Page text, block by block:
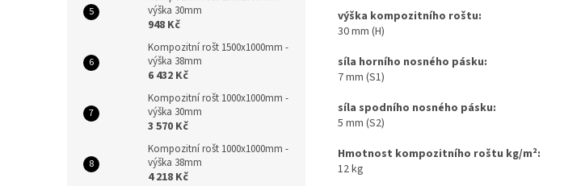
výška 30mm
948 Kč
Kompozitní rošt 1500x1000mm -
výška 38mm
6 432 Kč
Kompozitní rošt 1000x1000mm -
výška 30mm
3 570 Kč
Kompozitní rošt 1000x1000mm -
výška 38mm
4 218 Kč
výška kompozitního roštu:
30 mm (H)
síla horního nosného pásku:
7 mm (S1)
síla spodního nosného pásku:
5 mm (S2)
Hmotnost kompozitního roštu kg/m²:
12 kg